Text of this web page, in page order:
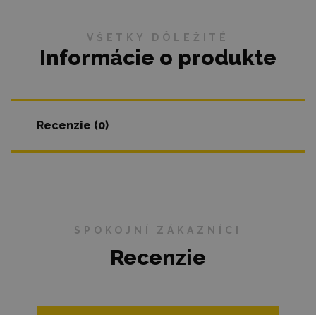
VŠETKY DÔLEŽITÉ
Informácie o produkte
Recenzie (0)
SPOKOJNÍ ZÁKAZNÍCI
Recenzie